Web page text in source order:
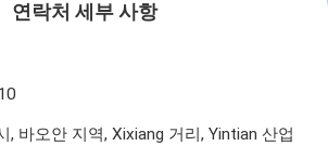
연락처 세부 사항
, 바오안 지역, Xixiang 거리, Yintian 산업